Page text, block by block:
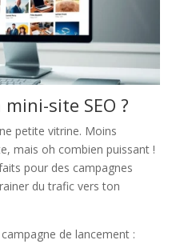
mini-site SEO ?
petite vitrine. Moins
mais oh combien puissant !
pour des campagnes
du trafic vers ton
campagne de lancement :